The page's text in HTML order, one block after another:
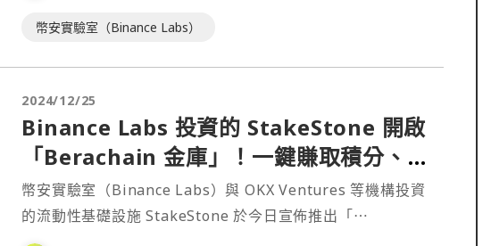
幣安實驗室（Binance Labs）
2024/12/25
Binance Labs 投資的 StakeStone 開啟
「Berachain 金庫」！一鍵賺取積分、空
投等獎勵
幣安實驗室（Binance Labs）與 OKX Ventures 等機構投資
的流動性基礎設施 StakeStone 於今日宣佈推出「⋯